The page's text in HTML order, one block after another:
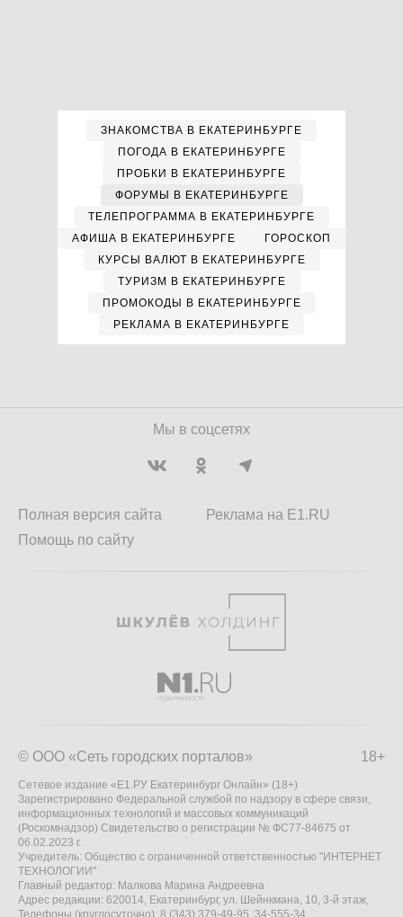
ЗНАКОМСТВА В ЕКАТЕРИНБУРГЕ
ПОГОДА В ЕКАТЕРИНБУРГЕ
ПРОБКИ В ЕКАТЕРИНБУРГЕ
ФОРУМЫ В ЕКАТЕРИНБУРГЕ
ТЕЛЕПРОГРАММА В ЕКАТЕРИНБУРГЕ
АФИША В ЕКАТЕРИНБУРГЕ
ГОРОСКОП
КУРСЫ ВАЛЮТ В ЕКАТЕРИНБУРГЕ
ТУРИЗМ В ЕКАТЕРИНБУРГЕ
ПРОМОКОДЫ В ЕКАТЕРИНБУРГЕ
РЕКЛАМА В ЕКАТЕРИНБУРГЕ
Мы в соцсетях
Полная версия сайта
Помощь по сайту
Реклама на E1.RU
18+
© ООО «Сеть городских порталов»
Сетевое издание «Е1.РУ Екатеринбург Онлайн» (18+)
Зарегистрировано Федеральной службой по надзору в сфере связи,
информационных технологий и массовых коммуникаций
(Роскомнадзор) Свидетельство о регистрации № ФС77-84675 от
06.02.2023 г.
Учредитель: Общество с ограниченной ответственностью "ИНТЕРНЕТ
ТЕХНОЛОГИИ"
Главный редактор: Малкова Марина Андреевна
Адрес редакции: 620014, Екатеринбург, ул. Шейнкмана, 10, 3-й этаж,
Телефоны (круглосуточно): 8 (343) 379-49-95, 34-555-34,